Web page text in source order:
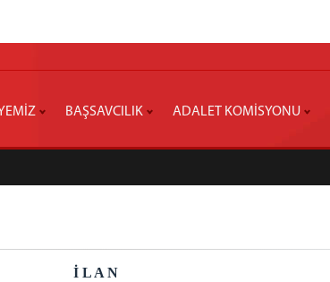
BAŞSAVCILIK ADALET KOMİSYONU
İ L A N